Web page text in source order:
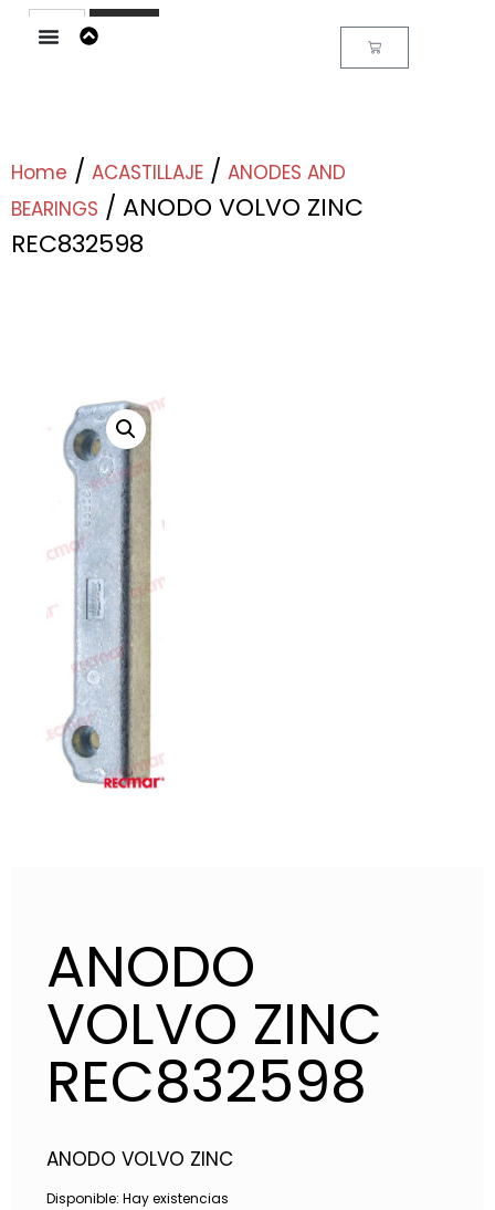
Buscar
Home / ACASTILLAJE / ANODES AND
BEARINGS / ANODO VOLVO ZINC
REC832598
ANODO
VOLVO ZINC
REC832598
ANODO VOLVO ZINC
Disponible: Hay existencias